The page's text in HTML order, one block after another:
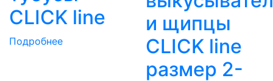
CLICK line
Подробнее
и щипцы
CLICK line
размер 2-